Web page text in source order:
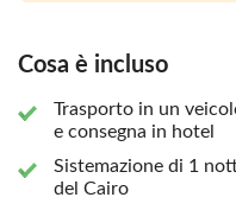
Esplorate le sue
sul Cairo. Se il tempo lo
avventura al Cairo con
indimenticabile nella
Cosa è incluso
Trasporto in un
e consegna in hotel
Sistemazione di 1
del Cairo